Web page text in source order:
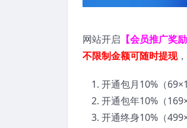
网站开启 【会员推广奖励
不限制金额可随时提现
开通包月10% （
开通包年10% （
开通终身10% （